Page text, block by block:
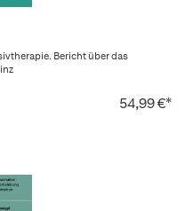
Bericht über das
54,99 €*